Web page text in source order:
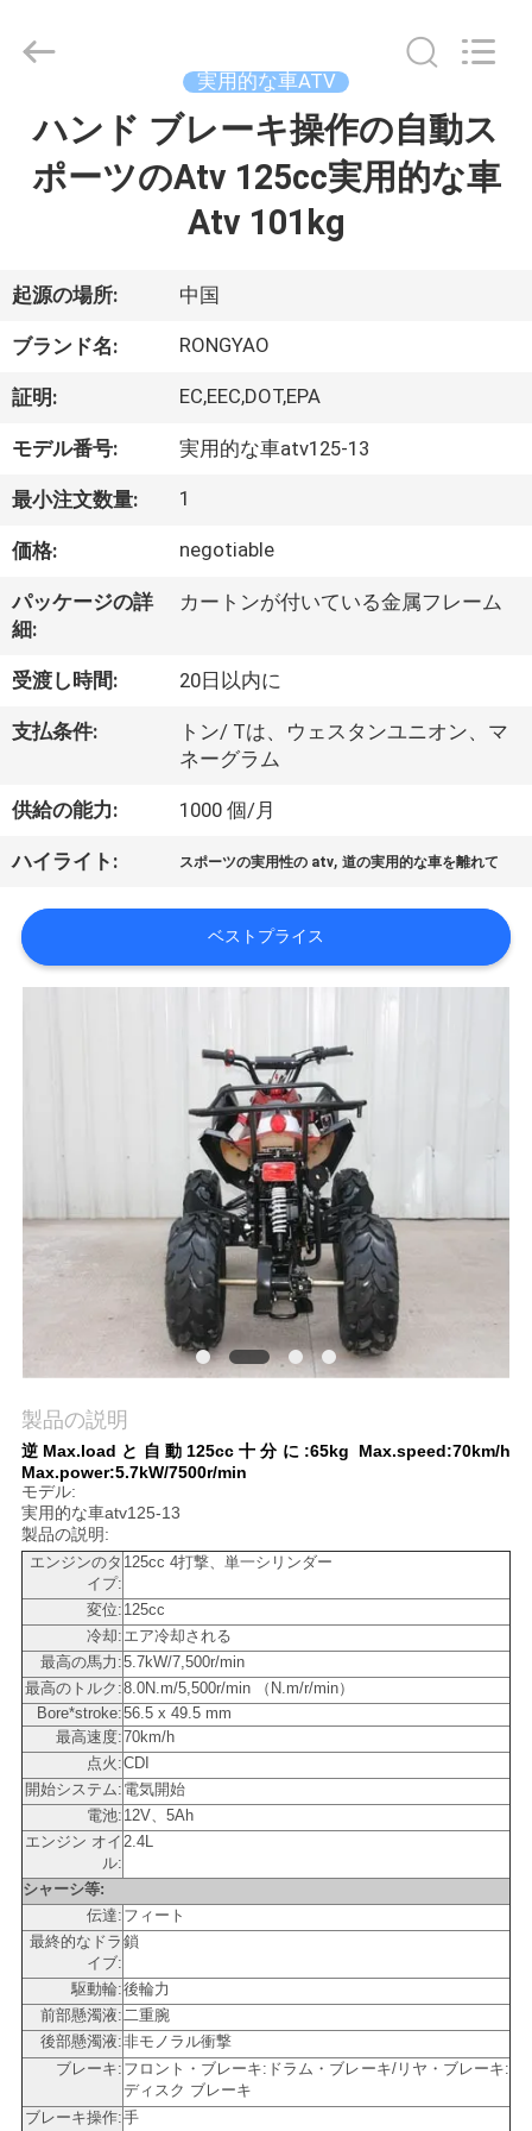
家
ダ
ク
ト
私
達
つ
い
て
工
場
旅
行
私
連
絡
し
な
さ
い
引
用
を
求
し
な
さ
い
Shanghai
Rongyao
Reserved.
実用的な車ATV
ハンド ブレーキ操作の自動ス
ポーツのAtv 125cc実用的な車
Atv 101kg
起源の場所: 中国
ブランド名: RONGYAO
証明: EC,EEC,DOT,EPA
モデル番号: 実用的な車atv125-13
最小注文数量: 1
価格: negotiable
パッケージの詳
細:
カートンが付いている金属フレーム
受渡し時間: 20日以内に
支払条件:
トン/ Tは、ウェスタンユニオン、マ
ネーグラム
供給の能力: 1000 個/月
ハイライト: スポーツの実用性の atv,道の実用的な車を離れて
ベストプライス
製品の説明
逆Max.loadと自動125cc十分に:65kg Max.speed:70km/h
Max.power:5.7kW/7500r/min
モデル:
実用的な車atv125-13
製品の説明:
エンジンのタ
イプ:
125cc 4打撃、単一シリンダー
変位: 125cc
冷却: エア冷却される
最高の馬力:5.7kW/7,500r/min
最高のトルク:8.0N.m/5,500r/min （N.m/r/min）
Bore*stroke:56.5 x 49.5 mm
最高速度:70km/h
点火:CDI
開始システム: 電気開始
電池: 12V、5Ah
エンジン オイ
ル:
2.4L
シャーシ等:
伝達: フィート
最終的なドラ
イブ:
鎖
駆動輪:後輪力
前部懸濁液:二重腕
後部懸濁液:非モノラル衝撃
ブレーキ: フロント・ブレーキ:ドラム・ブレーキ/リヤ・ブレーキ:
ディスク ブレーキ
ブレーキ操作:手